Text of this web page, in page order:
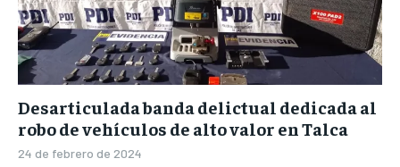
Desarticulada banda delictual dedicada al
robo de vehículos de alto valor en Talca
24 de febrero de 2024